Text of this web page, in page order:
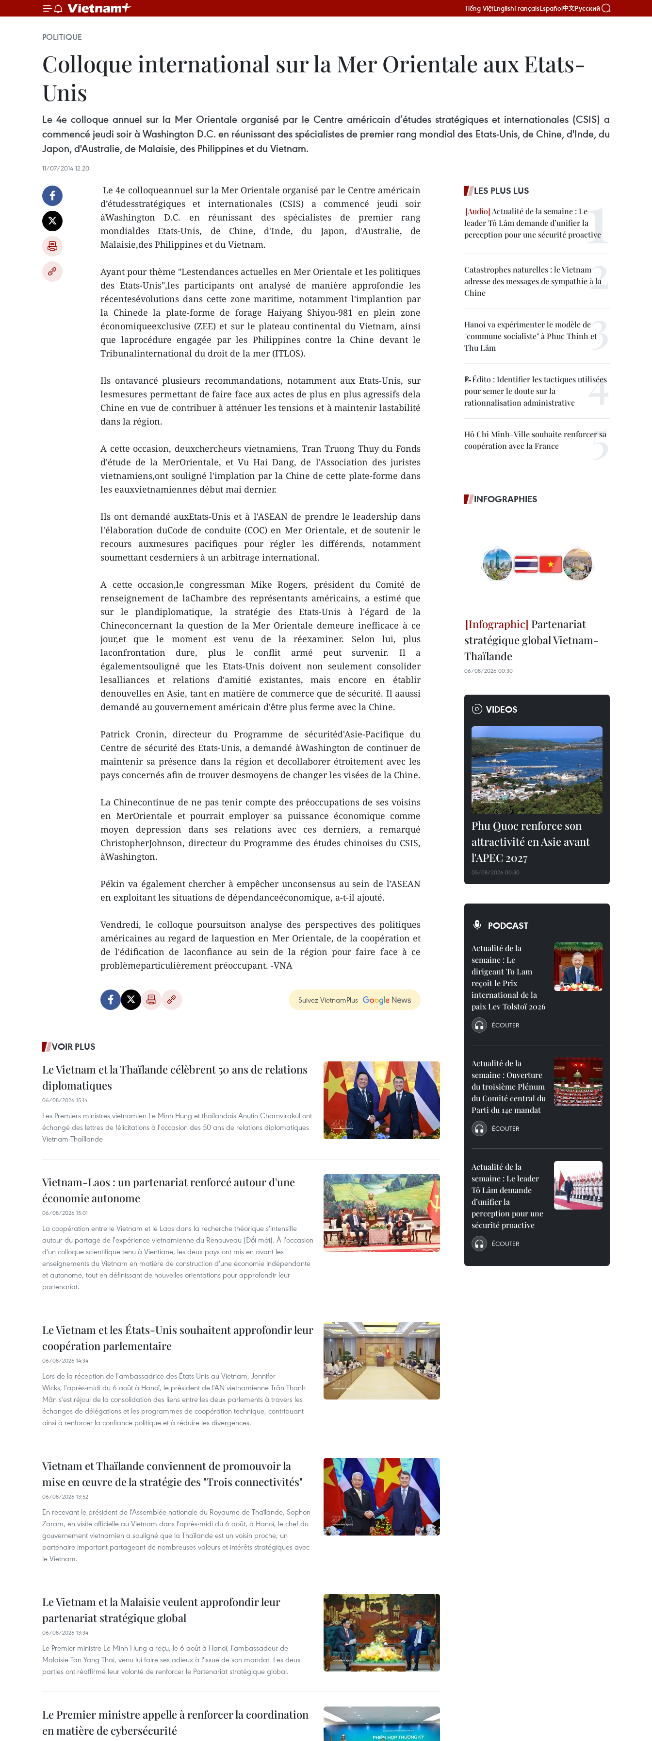
Tiếng ViệtEnglishFrançaisEspañol中文Русский
POLITIQUE
Colloque international sur la Mer Orientale aux Etats-
Unis
Le 4e colloque annuel sur la Mer Orientale organisé par le Centre américain d’études stratégiques et internationales (CSIS) a
commencé jeudi soir à Washington D.C. en réunissant des spécialistes de premier rang mondial des Etats-Unis, de Chine, d'Inde, du
Japon, d'Australie, de Malaisie, des Philippines et du Vietnam.
11/07/2014 12:20
Le 4e colloqueannuel sur la Mer Orientale organisé par le Centre américain
d’étudesstratégiques et internationales (CSIS) a commencé jeudi soir
àWashington D.C. en réunissant des spécialistes de premier rang
mondialdes Etats-Unis, de Chine, d'Inde, du Japon, d'Australie, de
Malaisie,des Philippines et du Vietnam.
Ayant pour thème "Lestendances actuelles en Mer Orientale et les politiques
des Etats-Unis",les participants ont analysé de manière approfondie les
récentesévolutions dans cette zone maritime, notamment l'implantion par
la Chinede la plate-forme de forage Haiyang Shiyou-981 en plein zone
économiqueexclusive (ZEE) et sur le plateau continental du Vietnam, ainsi
que laprocédure engagée par les Philippines contre la Chine devant le
Tribunalinternational du droit de la mer (ITLOS).
Ils ontavancé plusieurs recommandations, notamment aux Etats-Unis, sur
lesmesures permettant de faire face aux actes de plus en plus agressifs dela
Chine en vue de contribuer à atténuer les tensions et à maintenir lastabilité
dans la région.
A cette occasion, deuxchercheurs vietnamiens, Tran Truong Thuy du Fonds
d'étude de la MerOrientale, et Vu Hai Dang, de l'Association des juristes
vietnamiens,ont souligné l'implation par la Chine de cette plate-forme dans
les eauxvietnamiennes début mai dernier.
Ils ont demandé auxEtats-Unis et à l'ASEAN de prendre le leadership dans
l'élaboration duCode de conduite (COC) en Mer Orientale, et de soutenir le
recours auxmesures pacifiques pour régler les différends, notamment
soumettant cesderniers à un arbitrage international.
A cette occasion,le congressman Mike Rogers, président du Comité de
renseignement de laChambre des représentants américains, a estimé que
sur le plandiplomatique, la stratégie des Etats-Unis à l'égard de la
Chineconcernant la question de la Mer Orientale demeure inefficace à ce
jour,et que le moment est venu de la réexaminer. Selon lui, plus
laconfrontation dure, plus le conflit armé peut survenir. Il a
égalementsouligné que les Etats-Unis doivent non seulement consolider
lesalliances et relations d'amitié existantes, mais encore en établir
denouvelles en Asie, tant en matière de commerce que de sécurité. Il aaussi
demandé au gouvernement américain d'être plus ferme avec la Chine.
Patrick Cronin, directeur du Programme de sécuritéd'Asie-Pacifique du
Centre de sécurité des Etats-Unis, a demandé àWashington de continuer de
maintenir sa présence dans la région et decollaborer étroitement avec les
pays concernés afin de trouver desmoyens de changer les visées de la Chine.
La Chinecontinue de ne pas tenir compte des préoccupations de ses voisins
en MerOrientale et pourrait employer sa puissance économique comme
moyen depression dans ses relations avec ces derniers, a remarqué
ChristopherJohnson, directeur du Programme des études chinoises du CSIS,
àWashington.
Pékin va également chercher à empêcher unconsensus au sein de l’ASEAN
en exploitant les situations de dépendanceéconomique, a-t-il ajouté.
Vendredi, le colloque poursuitson analyse des perspectives des politiques
américaines au regard de laquestion en Mer Orientale, de la coopération et
de l'édification de laconfiance au sein de la région pour faire face à ce
problèmeparticulièrement préoccupant. -VNA
Suivez VietnamPlus
VOIR PLUS
Le Vietnam et la Thaïlande célèbrent 50 ans de relations
diplomatiques
06/08/2026 15:14
Les Premiers ministres vietnamien Le Minh Hung et thaïlandais Anutin Charnvirakul ont
échangé des lettres de félicitations à l'occasion des 50 ans de relations diplomatiques
Vietnam-Thaîllande
Vietnam-Laos : un partenariat renforcé autour d'une
économie autonome
06/08/2026 15:01
La coopération entre le Vietnam et le Laos dans la recherche théorique s'intensifie
autour du partage de l'expérience vietnamienne du Renouveau (Đổi mới). À l'occasion
d'un colloque scientifique tenu à Vientiane, les deux pays ont mis en avant les
enseignements du Vietnam en matière de construction d'une économie indépendante
et autonome, tout en définissant de nouvelles orientations pour approfondir leur
partenariat.
Le Vietnam et les États-Unis souhaitent approfondir leur
coopération parlementaire
06/08/2026 14:34
Lors de la réception de l'ambassadrice des États-Unis au Vietnam, Jennifer
Wicks, l'après-midi du 6 août à Hanoï, le président de l'AN vietnamienne Trân Thanh
Mân s'est réjoui de la consolidation des liens entre les deux parlements à travers les
échanges de délégations et les programmes de coopération technique, contribuant
ainsi à renforcer la confiance politique et à réduire les divergences.
Vietnam et Thaïlande conviennent de promouvoir la
mise en œuvre de la stratégie des "Trois connectivités"
06/08/2026 13:52
En recevant le président de l'Assemblée nationale du Royaume de Thaïlande, Sophon
Zaram, en visite officielle au Vietnam dans l'après-midi du 6 août, à Hanoï, le chef du
gouvernement vietnamien a souligné que la Thaïlande est un voisin proche, un
partenaire important partageant de nombreuses valeurs et intérêts stratégiques avec
le Vietnam.
Le Vietnam et la Malaisie veulent approfondir leur
partenariat stratégique global
06/08/2026 13:34
Le Premier ministre Le Minh Hung a reçu, le 6 août à Hanoï, l'ambassadeur de
Malaisie Tan Yang Thai, venu lui faire ses adieux à l'issue de son mandat. Les deux
parties ont réaffirmé leur volonté de renforcer le Partenariat stratégique global.
Le Premier ministre appelle à renforcer la coordination
en matière de cybersécurité
LES PLUS LUS
Actualité de la semaine : Le
leader Tô Lâm demande d’unifier la
perception pour une sécurité proactive
Catastrophes naturelles : le Vietnam
adresse des messages de sympathie à la
Chine
Hanoi va expérimenter le modèle de
"commune socialiste" à Phuc Thinh et
Thu Lâm
📝Édito : Identifier les tactiques utilisées
pour semer le doute sur la
rationnalisation administrative
Hô Chi Minh-Ville souhaite renforcer sa
coopération avec la France
INFOGRAPHIES
Partenariat
stratégique global Vietnam-
Thaïlande
06/08/2026 00:30
VIDEOS
Phu Quoc renforce son
attractivité en Asie avant
l'APEC 2027
05/08/2026 00:30
PODCAST
Actualité de la
semaine : Le
dirigeant To Lam
reçoit le Prix
international de la
paix Lev Tolstoï 2026
ÉCOUTER
Actualité de la
semaine : Ouverture
du troisième Plénum
du Comité central du
Parti du 14e mandat
ÉCOUTER
Actualité de la
semaine : Le leader
Tô Lâm demande
d’unifier la
perception pour une
sécurité proactive
ÉCOUTER